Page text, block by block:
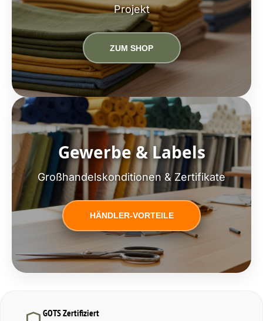
Projekt
ZUM SHOP
Gewerbe & Labels
Großhandelskonditionen & Zertifikate
HÄNDLER-VORTEILE
GOTS Zertifiziert